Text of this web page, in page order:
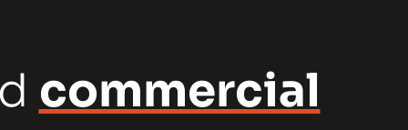
commercial